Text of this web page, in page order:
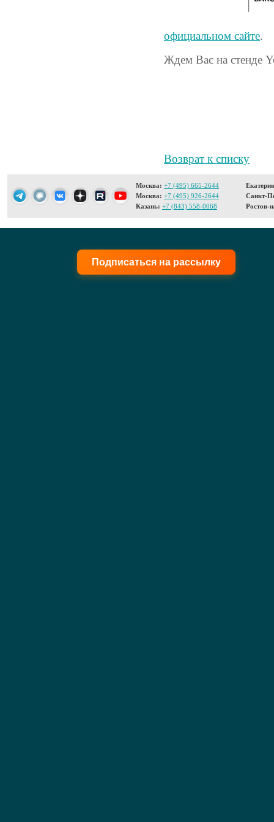
официальном сайте.
Ждем Вас на стенде
Возврат к списку
Москва: +7 (495) 665-2644
Москва: +7 (495) 926-2644
Казань: +7 (843) 558-0068
Санкт-
Ростов-
Подписаться на рассылку